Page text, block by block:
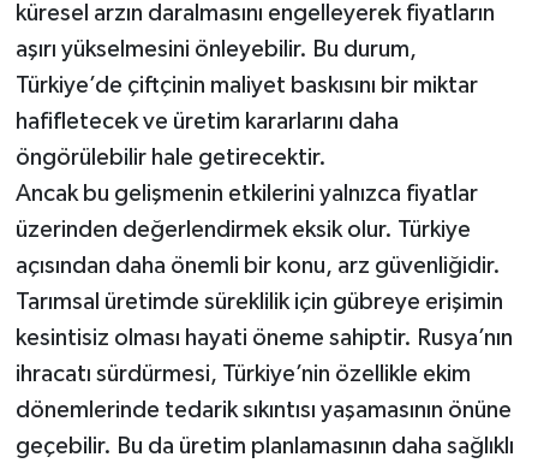
küresel arzın daralmasını engelleyerek fiyatların
aşırı yükselmesini önleyebilir. Bu durum,
Türkiye’de çiftçinin maliyet baskısını bir miktar
hafifletecek ve üretim kararlarını daha
öngörülebilir hale getirecektir.
Ancak bu gelişmenin etkilerini yalnızca fiyatlar
üzerinden değerlendirmek eksik olur. Türkiye
açısından daha önemli bir konu, arz güvenliğidir.
Tarımsal üretimde süreklilik için gübreye erişimin
kesintisiz olması hayati öneme sahiptir. Rusya’nın
ihracatı sürdürmesi, Türkiye’nin özellikle ekim
dönemlerinde tedarik sıkıntısı yaşamasının önüne
geçebilir. Bu da üretim planlamasının daha sağlıklı